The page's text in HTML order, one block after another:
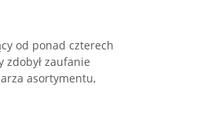
od ponad czterech
zdobył zaufanie
asortymentu,